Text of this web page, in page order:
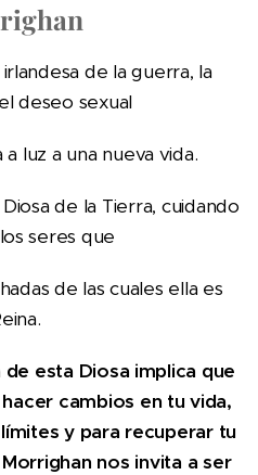
de la guerra, la
deseo sexual
luz a una nueva vida.
de la Tierra, cuidando
seres que
de las cuales ella es
esta Diosa implica que
cambios en tu vida,
y para recuperar tu
nos invita a ser